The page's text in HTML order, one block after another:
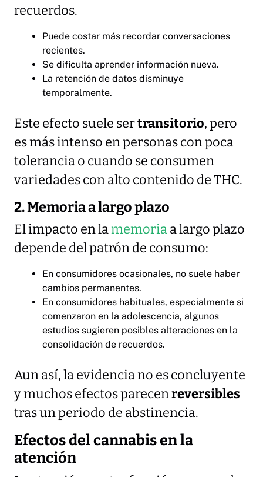
recuerdos.
Puede costar más recordar conversaciones
recientes.
Se dificulta aprender información nueva.
La retención de datos disminuye
temporalmente.
Este efecto suele sertransitorio, pero
es más intenso en personas con poca
tolerancia o cuando se consumen
variedades con alto contenido de THC.
2. Memoria a largo plazo
El impacto en lamemoriaa largo plazo
depende del patrón de consumo:
En consumidores ocasionales, no suele haber
cambios permanentes.
En consumidores habituales, especialmente si
comenzaron en la adolescencia, algunos
estudios sugieren posibles alteraciones en la
consolidación de recuerdos.
Aun así, la evidencia no es concluyente
y muchos efectos parecenreversibles
tras un periodo de abstinencia.
Efectos del cannabis en la
atención